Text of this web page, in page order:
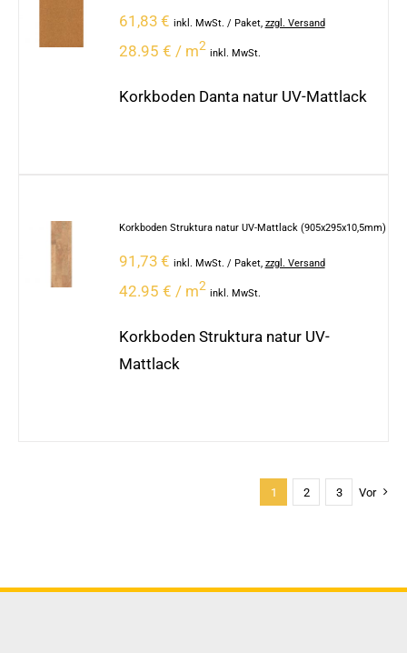
61,83 € inkl. MwSt. / Paket, zzgl. Versand
28.95 € / m2
inkl. MwSt.
Korkboden Danta natur UV-Mattlack
Korkboden Struktura natur UV-Mattlack (905x295x10,5mm)
91,73 € inkl. MwSt. / Paket, zzgl. Versand
42.95 € / m2
inkl. MwSt.
Korkboden Struktura natur UV-
Mattlack
1 2 3 Vor